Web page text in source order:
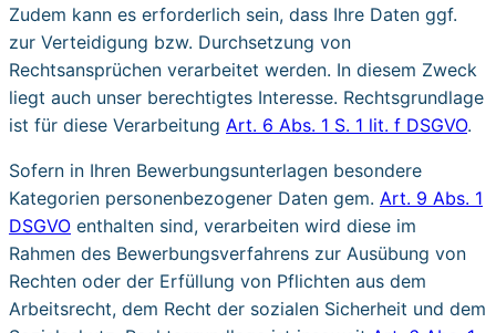
Zudem kann es erforderlich sein, dass Ihre Daten ggf.
zur Verteidigung bzw. Durchsetzung von
Rechtsansprüchen verarbeitet werden. In diesem Zweck
liegt auch unser berechtigtes Interesse. Rechtsgrundlage
ist für diese Verarbeitung Art. 6 Abs. 1 S. 1 lit. f DSGVO.
Sofern in Ihren Bewerbungs­unterlagen besondere
Kategorien personenbezogener Daten gem. Art. 9 Abs. 1
DSGVO enthalten sind, verarbeiten wird diese im
Rahmen des Bewerbungsverfahrens zur Ausübung von
Rechten oder der Erfüllung von Pflichten aus dem
Arbeitsrecht, dem Recht der sozialen Sicherheit und dem